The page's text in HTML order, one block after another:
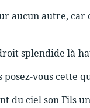
aucun autre,
splendide là-
posez-vous
du ciel son Fils